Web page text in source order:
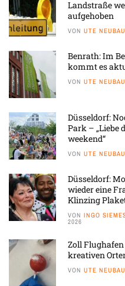
Landstraße
aufgehoben
VON UTE
Benrath: Im
kommt es
VON UTE
Düsseldorf:
Park – „Liebe
weekend“
VON UTE
Düsseldorf:
wieder eine
Klinzing
VON INGO
2026
Zoll
kreativen
VON UTE